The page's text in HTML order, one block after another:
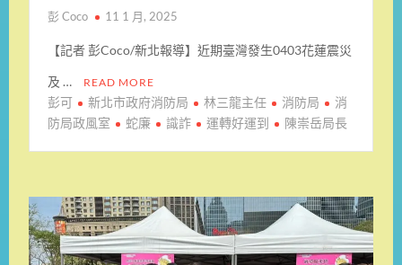
彭 Coco 11 1 月, 2025
【記者 彭Coco/新北報導】近期臺灣發生0403花蓮震災
及 … READ MORE
彭可 新北市政府消防局 林三龍主任 消防局
消
防局政風室
蛇廉 識詐 運轉好運到 陳崇岳局長